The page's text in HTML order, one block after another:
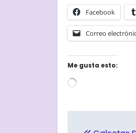
Facebook
Correo
Me gusta esto: